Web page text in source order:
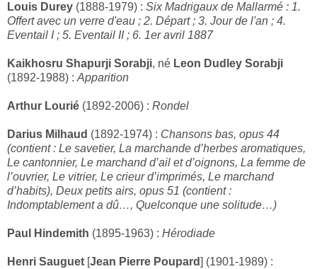
Louis Durey (1888-1979) : Six Madrigaux de Mallarmé : 1.
Offert avec un verre d'eau ; 2. Départ ; 3. Jour de l'an ; 4.
Eventail I ; 5. Eventail II ; 6. 1er avril 1887
Kaikhosru Shapurji Sorabji, né Leon Dudley Sorabji
(1892-1988) : Apparition
Arthur Lourié (1892-2006) : Rondel
Darius Milhaud (1892-1974) : Chansons bas, opus 44
(contient : Le savetier, La marchande d’herbes aromatiques,
Le cantonnier, Le marchand d’ail et d’oignons, La femme de
l’ouvrier, Le vitrier, Le crieur d’imprimés, Le marchand
d’habits), Deux petits airs, opus 51 (contient :
Indomptablement a dû…, Quelconque une solitude…)
Paul Hindemith (1895-1963) : Hérodiade
Henri Sauguet [Jean Pierre Poupard] (1901-1989) :